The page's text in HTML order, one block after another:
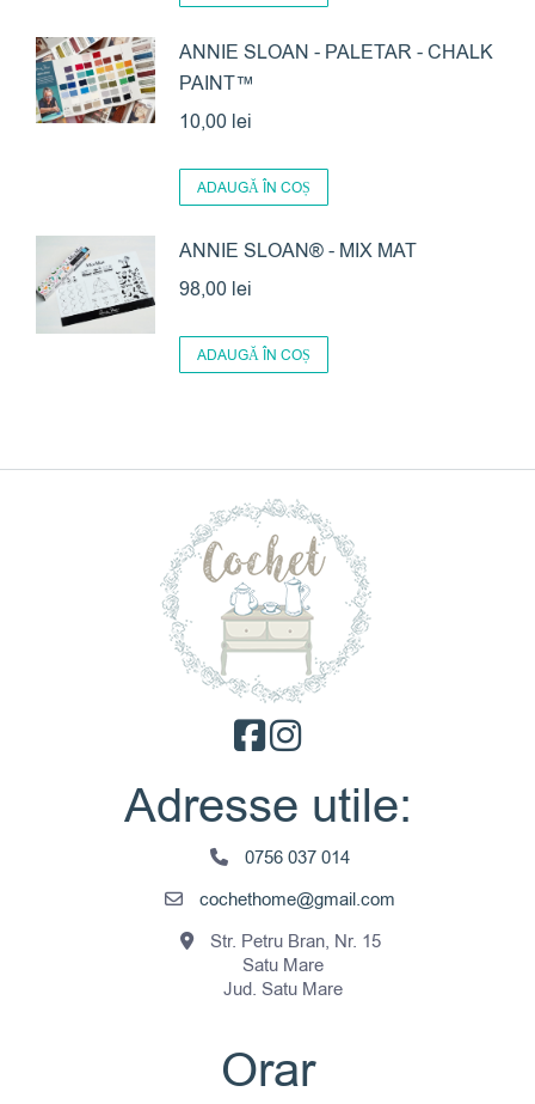
ANNIE SLOAN - PALETAR - CHALK
PAINT™
10,00 lei
ADAUGĂ ÎN COȘ
ANNIE SLOAN® - MIX MAT
98,00 lei
ADAUGĂ ÎN COȘ
Adresse utile:
0756 037 014
cochethome@gmail.com
Str. Petru Bran, Nr. 15
Satu Mare
Jud. Satu Mare
Orar